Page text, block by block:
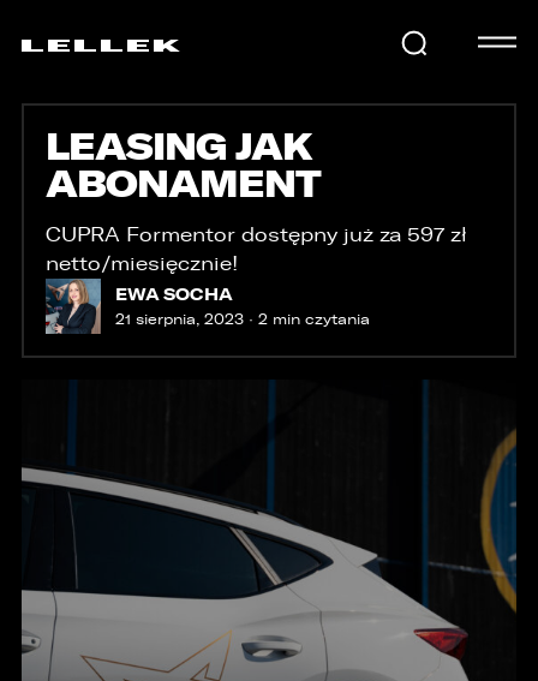
SAMOCHODY
USŁUGI
KARIERA
KONTAKT
E-LELLEK
LEASING JAK
ABONAMENT
CUPRA Formentor dostępny już za 597 zł
netto/miesięcznie!
EWA SOCHA
21 sierpnia, 2023 · 2 min czytania